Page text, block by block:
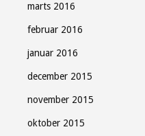
marts 2016
februar 2016
januar 2016
december 2015
november 2015
oktober 2015